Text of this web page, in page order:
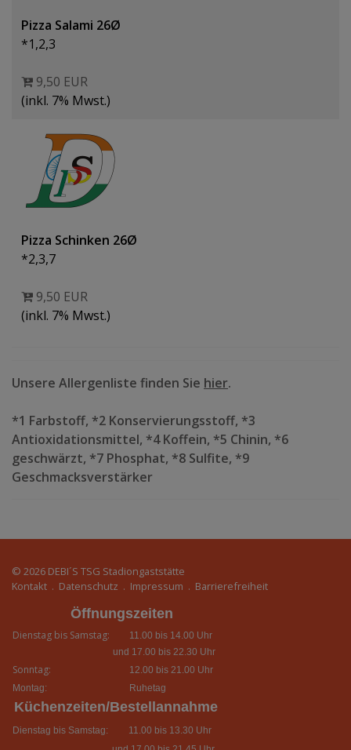
Pizza Salami 26Ø
*1,2,3
9,50 EUR
(inkl. 7% Mwst.)
Pizza Schinken 26Ø
*2,3,7
9,50 EUR
(inkl. 7% Mwst.)
Unsere Allergenliste finden Sie hier.
*1 Farbstoff, *2 Konservierungsstoff, *3
Antioxidationsmittel, *4 Koffein, *5 Chinin, *6
geschwärzt, *7 Phosphat, *8 Sulfite, *9
Geschmacksverstärker
© 2026 DEBI´S TSG Stadiongaststätte
Kontakt . Datenschutz . Impressum . Barrierefreiheit
Öffnungszeiten
Dienstag bis Samstag:
11.00 bis 14.00 Uhr
und 17.00 bis 22.30 Uhr
Sonntag:
12.00 bis 21.00 Uhr
Montag:
Ruhetag
Küchenzeiten/Bestellannahme
Dienstag bis Samstag:
11.00 bis 13.30 Uhr